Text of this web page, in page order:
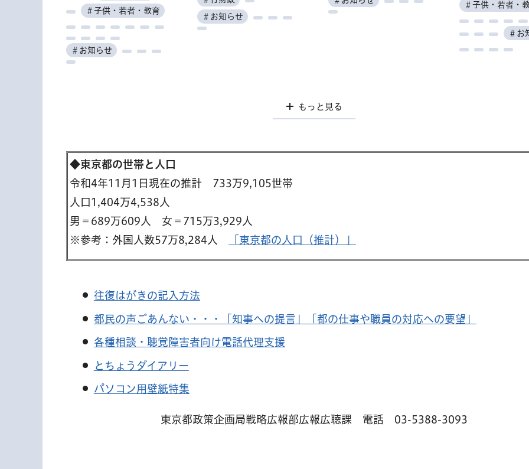
＃子供・若者・教育
＃お知らせ
＃お知らせ
＃子供・若者・
＃お
もっと見る
＃観光
＃催し
＃学ぶ
＃産業・仕事
＃子供・若者・
もっと見る
＃働く
＃その他
＃働く
◆東京都の世帯と人口
令和4年11月1日現在の推計 733万9,105世帯
人口1,404万4,538人
男＝689万609人 女＝715万3,929人
※参考：外国人数57万8,284人
「東京都の人口（推計）」
往復はがきの記入方法
都民の声ごあんない・・・「知事への提言」「都の仕事や職員の対応への要望」
各種相談・聴覚障害者向け電話代理支援
とちょうダイアリー
パソコン用壁紙特集
東京都政策企画局戦略広報部広報広聴課 電話 03-5388-3093